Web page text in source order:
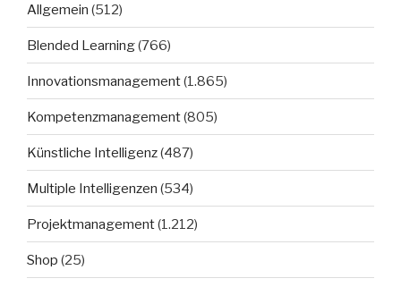
Allgemein (512)
Blended Learning(766)
Innovationsmanagement(1.865)
Kompetenzmanagement(805)
Künstliche Intelligenz(487)
Multiple Intelligenzen (534)
Projektmanagement(1.212)
Shop (25)